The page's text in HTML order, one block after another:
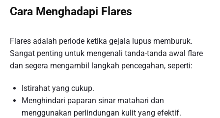
Cara Menghadapi Flares
Flares adalah periode ketika gejala lupus memburuk.
Sangat penting untuk mengenali tanda-tanda awal flare
dan segera mengambil langkah pencegahan, seperti:
Istirahat yang cukup.
Menghindari paparan sinar matahari dan
menggunakan perlindungan kulit yang efektif.